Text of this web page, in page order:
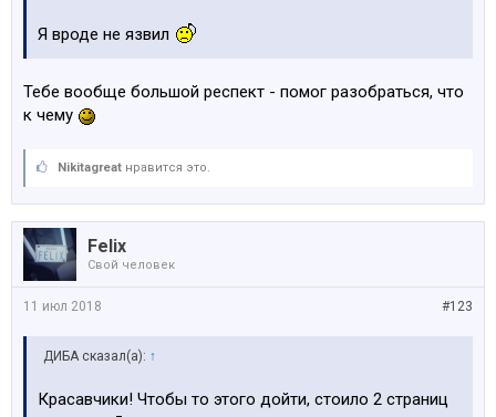
Я вроде не язвил
Тебе вообще большой респект - помог разобраться, что
к чему
Nikitagreat нравится это.
Felix
Свой человек
#123
11 июл 2018
ДИБА сказал(а): ↑
Красавчики! Чтобы то этого дойти, стоило 2 страниц